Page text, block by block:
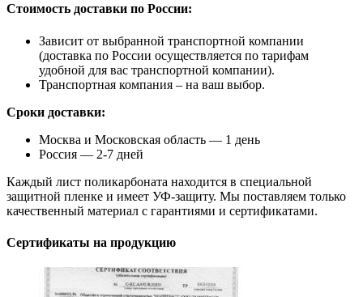
Стоимость доставки по России:
Зависит от выбранной транспортной компании
(доставка по России осуществляется по тарифам
удобной для вас транспортной компании).
Транспортная компания – на ваш выбор.
Сроки доставки:
Москва и Московская область — 1 день
Россия — 2-7 дней
Каждый лист поликарбоната находится в специальной
защитной пленке и имеет УФ-защиту. Мы поставляем только
качественный материал с гарантиями и сертификатами.
Сертификаты на продукцию